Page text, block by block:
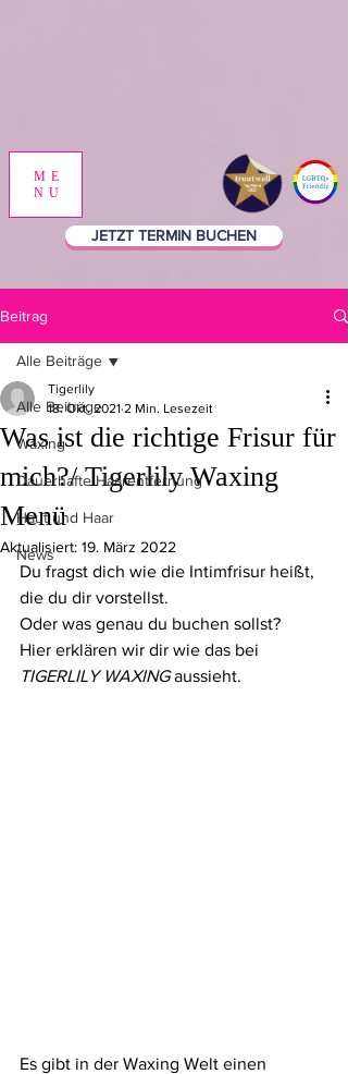
JETZT TERMIN BUCHEN
ME
NU
Beitrag
Alle Beiträge
Waxing
Dauerhafte Haarentfernung
Haut und Haar
News
Alle Beiträge
Was ist die richtige Frisur für
mich?/ Tigerlily Waxing
Menü
Tigerlily
18. Okt. 2021 2 Min. Lesezeit
Aktualisiert: 19. März 2022
Du fragst dich wie die Intimfrisur heißt,
die du dir vorstellst.
Oder was genau du buchen sollst?
Hier erklären wir dir wie das bei
TIGERLILY WAXING aussieht.
Es gibt in der Waxing Welt einen